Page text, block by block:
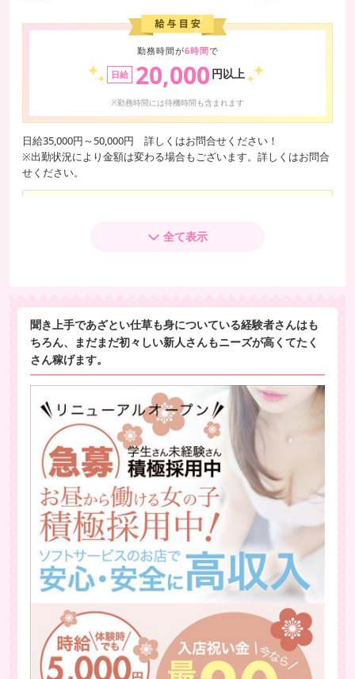
勤務時間が6時間で
日給 20,000 円以上
※勤務時間には待機時間も含まれます
日給35,000円～50,000円 詳しくはお問合せください！
※出勤状況により金額は変わる場合もございます。詳しくはお問合
せください。
4,000円～5,000円全て表示
聞き上手であざとい仕草も身についている経験者さんはも
ちろん、まだまだ初々しい新人さんもニーズが高くてたく
さん稼げます。